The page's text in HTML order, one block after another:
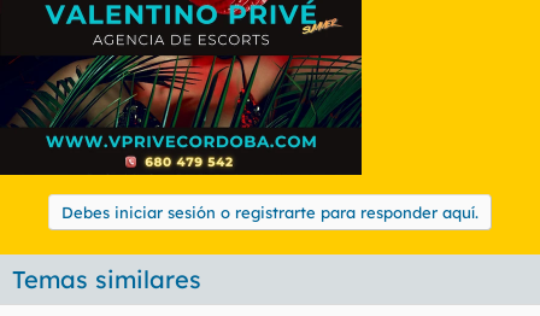
Debes iniciar sesión o registrarte para responder aquí.
Temas similares